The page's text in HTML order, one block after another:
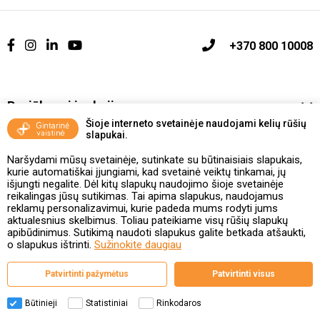
Šioje interneto svetainėje naudojami kelių rūšių
slapukai.
Naršydami mūsų svetainėje, sutinkate su būtinaisiais slapukais,
kurie automatiškai įjungiami, kad svetainė veiktų tinkamai, jų
išjungti negalite. Dėl kitų slapukų naudojimo šioje svetainėje
reikalingas jūsų sutikimas. Tai apima slapukus, naudojamus
reklamų personalizavimui, kurie padeda mums rodyti jums
aktualesnius skelbimus. Toliau pateikiame visų rūšių slapukų
apibūdinimus. Sutikimą naudoti slapukus galite betkada atšaukti,
o slapukus ištrinti. Sužinokite daugiau
Patvirtinti pažymėtus Patvirtinti visus
Būtinieji Statistiniai Rinkodaros
+370 800 10008
Pasiūlymai ir akcijos
Vakcinavimo tvarka ir taisyklės
Kontaktai ir Karjera
Taisyklės ir politika
Valstybinė vaistų kontrolės tarnyba
prie Lietuvos Respublikos sveikatos apsaugos ministerijos
Studentų g. 45A, 08107 Vilnius | +370 5 263 9264
www.vvkt.lt | vvkt@vvkt.lt